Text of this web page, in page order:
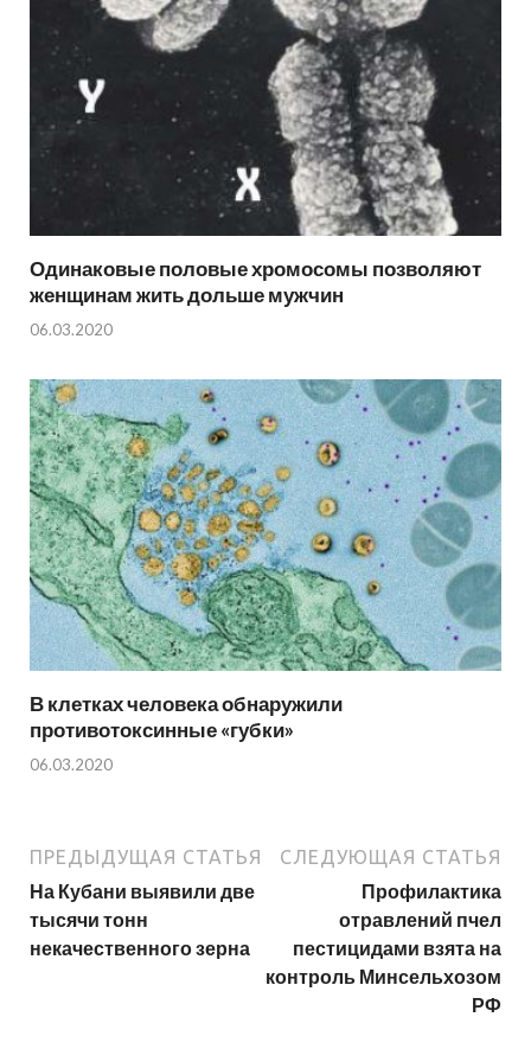
Одинаковые половые хромосомы позволяют
женщинам жить дольше мужчин
06.03.2020
В клетках человека обнаружили
противотоксинные «губки»
06.03.2020
ПРЕДЫДУЩАЯ СТАТЬЯ
На Кубани выявили две
тысячи тонн
некачественного зерна
СЛЕДУЮЩАЯ СТАТЬЯ
Профилактика
отравлений пчел
пестицидами взята на
контроль Минсельхозом
РФ